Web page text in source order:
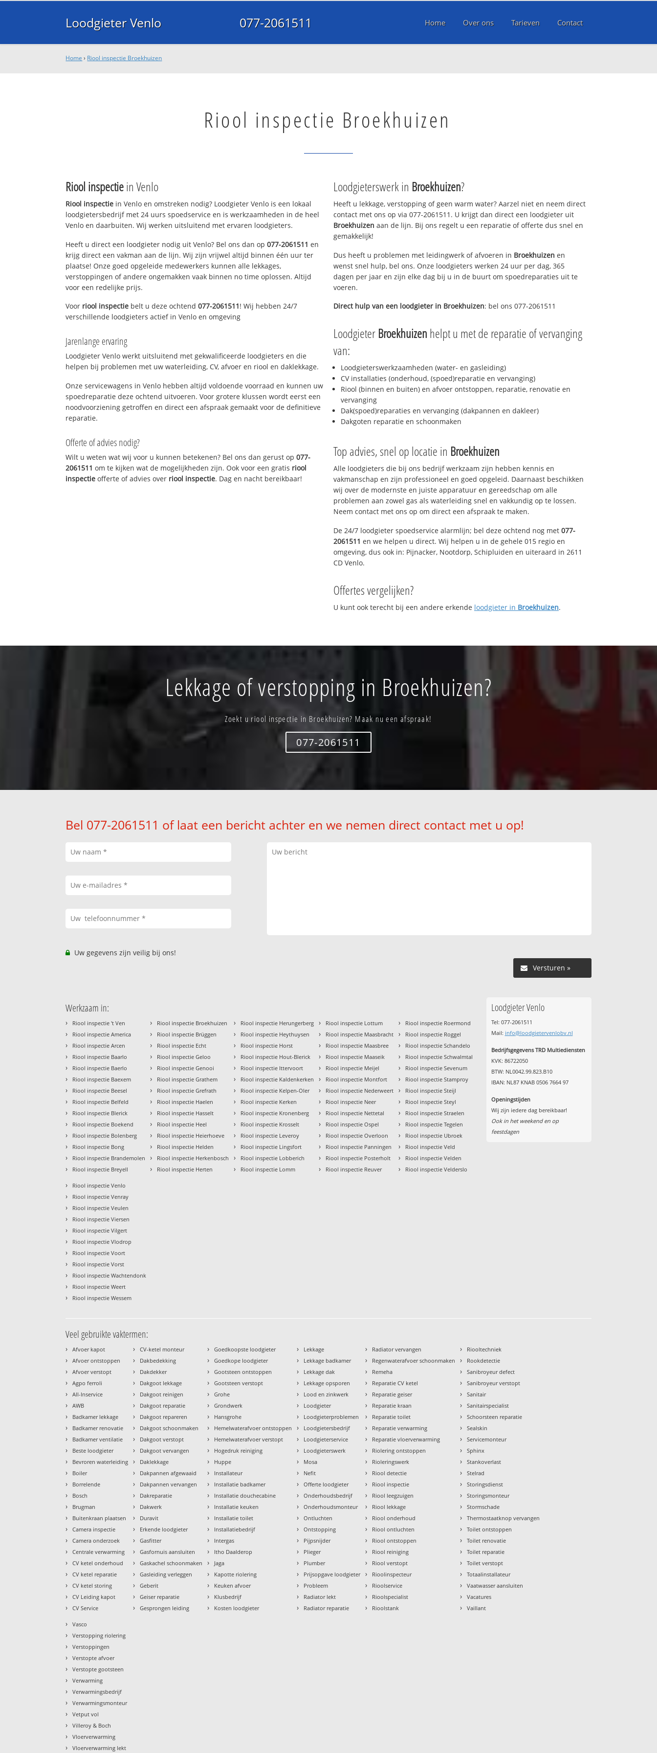
Loodgieter Venlo 077-2061511 Home Over ons Tarieven Contact
Home › Riool inspectie Broekhuizen
Riool inspectie Broekhuizen
Riool inspectiein Venlo
Riool inspectie in Venlo en omstreken nodig? Loodgieter Venlo is een lokaal
loodgietersbedrijf met 24 uurs spoedservice en is werkzaamheden in de heel
Venlo en daarbuiten. Wij werken uitsluitend met ervaren loodgieters.
Heeft u direct een loodgieter nodig uit Venlo? Bel ons dan op077-2061511 en
krijg direct een vakman aan de lijn. Wij zijn vrijwel altijd binnen één uur ter
plaatse! Onze goed opgeleide medewerkers kunnen alle lekkages,
verstoppingen of andere ongemakken vaak binnen no time oplossen. Altijd
voor een redelijke prijs.
Voor riool inspectie belt u deze ochtend077-2061511! Wij hebben 24/7
verschillende loodgieters actief in Venlo en omgeving
Jarenlange ervaring
Loodgieter Venlo werkt uitsluitend met gekwalificeerde loodgieters en die
helpen bij problemen met uw waterleiding, CV, afvoer en riool en daklekkage.
Onze servicewagens in Venlo hebben altijd voldoende voorraad en kunnen uw
spoedreparatie deze ochtend uitvoeren. Voor grotere klussen wordt eerst een
noodvoorziening getroffen en direct een afspraak gemaakt voor de definitieve
reparatie.
Offerte of advies nodig?
Wilt u weten wat wij voor u kunnen betekenen? Bel ons dan gerust op077-
2061511 om te kijken wat de mogelijkheden zijn. Ook voor een gratis riool
inspectie offerte of advies over riool inspectie. Dag en nacht bereikbaar!
Loodgieterswerk in Broekhuizen?
Heeft u lekkage, verstopping of geen warm water? Aarzel niet en neem direct
contact met ons op via 077-2061511. U krijgt dan direct een loodgieter uit
Broekhuizen aan de lijn. Bij ons regelt u een reparatie of offerte dus snel en
gemakkelijk!
Dus heeft u problemen met leidingwerk of afvoeren in Broekhuizen en
wenst snel hulp, bel ons. Onze loodgieters werken 24 uur per dag, 365
dagen per jaar en zijn elke dag bij u in de buurt om spoedreparaties uit te
voeren.
Direct hulp van een loodgieter in Broekhuizen: bel ons 077-2061511
Loodgieter Broekhuizen helpt u met de reparatie of vervanging
van:
Loodgieterswerkzaamheden (water- en gasleiding)
CV installaties (onderhoud, (spoed)reparatie en vervanging)
Riool (binnen en buiten) en afvoer ontstoppen, reparatie, renovatie en
vervanging
Dak(spoed)reparaties en vervanging (dakpannen en dakleer)
Dakgoten reparatie en schoonmaken
Top advies, snel op locatie in Broekhuizen
Alle loodgieters die bij ons bedrijf werkzaam zijn hebben kennis en
vakmanschap en zijn professioneel en goed opgeleid. Daarnaast beschikken
wij over de modernste en juiste apparatuur en gereedschap om alle
problemen aan zowel gas als waterleiding snel en vakkundig op te lossen.
Neem contact met ons op om direct een afspraak te maken.
De 24/7 loodgieter spoedservice alarmlijn; bel deze ochtend nog met 077-
2061511 en we helpen u direct. Wij helpen u in de gehele 015 regio en
omgeving, dus ook in: Pijnacker, Nootdorp, Schipluiden en uiteraard in 2611
CD Venlo.
Offertes vergelijken?
U kunt ook terecht bij een andere erkende loodgieter in Broekhuizen.
Lekkage of verstopping in Broekhuizen?
Zoekt u riool inspectie in Broekhuizen? Maak nu een afspraak!
077-2061511
Bel 077-2061511 of laat een bericht achter en we nemen direct contact met u op!
Uw gegevens zijn veilig bij ons!
Versturen »
Werkzaam in:
› Riool inspectie 't Ven
› Riool inspectie America
› Riool inspectie Arcen
› Riool inspectie Baarlo
› Riool inspectie Baerlo
› Riool inspectie Baexem
› Riool inspectie Beesel
› Riool inspectie Belfeld
› Riool inspectie Blerick
› Riool inspectie Boekend
› Riool inspectie Bolenberg
› Riool inspectie Bong
› Riool inspectie Brandemolen
› Riool inspectie Breyell
› Riool inspectie Broekhuizen
› Riool inspectie Brüggen
› Riool inspectie Echt
› Riool inspectie Geloo
› Riool inspectie Genooi
› Riool inspectie Grathem
› Riool inspectie Grefrath
› Riool inspectie Haelen
› Riool inspectie Hasselt
› Riool inspectie Heel
› Riool inspectie Heierhoeve
› Riool inspectie Helden
› Riool inspectie Herkenbosch
› Riool inspectie Herten
› Riool inspectie Herungerberg
› Riool inspectie Heythuysen
› Riool inspectie Horst
› Riool inspectie Hout-Blerick
› Riool inspectie Ittervoort
› Riool inspectie Kaldenkerken
› Riool inspectie Kelpen-Oler
› Riool inspectie Kerken
› Riool inspectie Kronenberg
› Riool inspectie Krosselt
› Riool inspectie Leveroy
› Riool inspectie Lingsfort
› Riool inspectie Lobberich
› Riool inspectie Lomm
› Riool inspectie Lottum
› Riool inspectie Maasbracht
› Riool inspectie Maasbree
› Riool inspectie Maaseik
› Riool inspectie Meijel
› Riool inspectie Montfort
› Riool inspectie Nederweert
› Riool inspectie Neer
› Riool inspectie Nettetal
› Riool inspectie Ospel
› Riool inspectie Overloon
› Riool inspectie Panningen
› Riool inspectie Posterholt
› Riool inspectie Reuver
› Riool inspectie Roermond
› Riool inspectie Roggel
› Riool inspectie Schandelo
› Riool inspectie Schwalmtal
› Riool inspectie Sevenum
› Riool inspectie Stamproy
› Riool inspectie Steijl
› Riool inspectie Steyl
› Riool inspectie Straelen
› Riool inspectie Tegelen
› Riool inspectie Ubroek
› Riool inspectie Veld
› Riool inspectie Velden
› Riool inspectie Velderslo
› Riool inspectie Venlo
› Riool inspectie Venray
› Riool inspectie Veulen
› Riool inspectie Viersen
› Riool inspectie Vilgert
› Riool inspectie Vlodrop
› Riool inspectie Voort
› Riool inspectie Vorst
› Riool inspectie Wachtendonk
› Riool inspectie Weert
› Riool inspectie Wessem
Loodgieter Venlo
Tel: 077-2061511
Mail: info@loodgietervenlobv.nl
Bedrijfsgegevens TRD Multiediensten
KVK: 86722050
BTW: NL0042.99.823.B10
IBAN: NL87 KNAB 0506 7664 97
Openingstijden
Wij zijn iedere dag bereikbaar!
Ook in het weekend en op
feestdagen
Veel gebruikte vaktermen:
› Afvoer kapot
› Afvoer ontstoppen
› Afvoer verstopt
› Agpo ferroli
› All-Inservice
› AWB
› Badkamer lekkage
› Badkamer renovatie
› Badkamer ventilatie
› Beste loodgieter
› Bevroren waterleiding
› Boiler
› Borrelende
› Bosch
› Brugman
› Buitenkraan plaatsen
› Camera inspectie
› Camera onderzoek
› Centrale verwarming
› CV ketel onderhoud
› CV ketel reparatie
› CV ketel storing
› CV Leiding kapot
› CV Service
› CV-ketel monteur
› Dakbedekking
› Dakdekker
› Dakgoot lekkage
› Dakgoot reinigen
› Dakgoot reparatie
› Dakgoot repareren
› Dakgoot schoonmaken
› Dakgoot verstopt
› Dakgoot vervangen
› Daklekkage
› Dakpannen afgewaaid
› Dakpannen vervangen
› Dakreparatie
› Dakwerk
› Duravit
› Erkende loodgieter
› Gasfitter
› Gasfornuis aansluiten
› Gaskachel schoonmaken
› Gasleiding verleggen
› Geberit
› Geiser reparatie
› Gesprongen leiding
› Goedkoopste loodgieter
› Goedkope loodgieter
› Gootsteen ontstoppen
› Gootsteen verstopt
› Grohe
› Grondwerk
› Hansgrohe
› Hemelwaterafvoer ontstoppen
› Hemelwaterafvoer verstopt
› Hogedruk reiniging
› Huppe
› Installateur
› Installatie badkamer
› Installatie douchecabine
› Installatie keuken
› Installatie toilet
› Installatiebedrijf
› Intergas
› Itho Daalderop
› Jaga
› Kapotte riolering
› Keuken afvoer
› Klusbedrijf
› Kosten loodgieter
› Lekkage
› Lekkage badkamer
› Lekkage dak
› Lekkage opsporen
› Lood en zinkwerk
› Loodgieter
› Loodgieterproblemen
› Loodgietersbedrijf
› Loodgieterservice
› Loodgieterswerk
› Mosa
› Nefit
› Offerte loodgieter
› Onderhoudsbedrijf
› Onderhoudsmonteur
› Ontluchten
› Ontstopping
› Pijpsnijder
› Plieger
› Plumber
› Prijsopgave loodgieter
› Probleem
› Radiator lekt
› Radiator reparatie
› Radiator vervangen
› Regenwaterafvoer schoonmaken
› Remeha
› Reparatie CV ketel
› Reparatie geiser
› Reparatie kraan
› Reparatie toilet
› Reparatie verwarming
› Reparatie vloerverwarming
› Riolering ontstoppen
› Rioleringswerk
› Riool detectie
› Riool inspectie
› Riool leegzuigen
› Riool lekkage
› Riool onderhoud
› Riool ontluchten
› Riool ontstoppen
› Riool reiniging
› Riool verstopt
› Rioolinspecteur
› Rioolservice
› Rioolspecialist
› Rioolstank
› Riooltechniek
› Rookdetectie
› Sanibroyeur defect
› Sanibroyeur verstopt
› Sanitair
› Sanitairspecialist
› Schoorsteen reparatie
› Sealskin
› Servicemonteur
› Sphinx
› Stankoverlast
› Stelrad
› Storingsdienst
› Storingsmonteur
› Stormschade
› Thermostaatknop vervangen
› Toilet ontstoppen
› Toilet renovatie
› Toilet reparatie
› Toilet verstopt
› Totaalinstallateur
› Vaatwasser aansluiten
› Vacatures
› Vaillant
› Vasco
› Verstopping riolering
› Verstoppingen
› Verstopte afvoer
› Verstopte gootsteen
› Verwarming
› Verwarmingsbedrijf
› Verwarmingsmonteur
› Vetput vol
› Villeroy & Boch
› Vloerverwarming
› Vloerverwarming lekt